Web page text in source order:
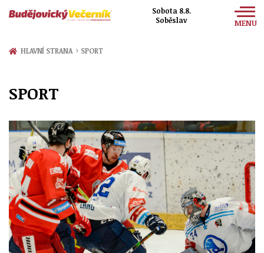
Sobota 8.8.
Soběslav
MENU
Zprávy
Kultura
Společnost
HLAVNÍ STRANA › SPORT
SPORT